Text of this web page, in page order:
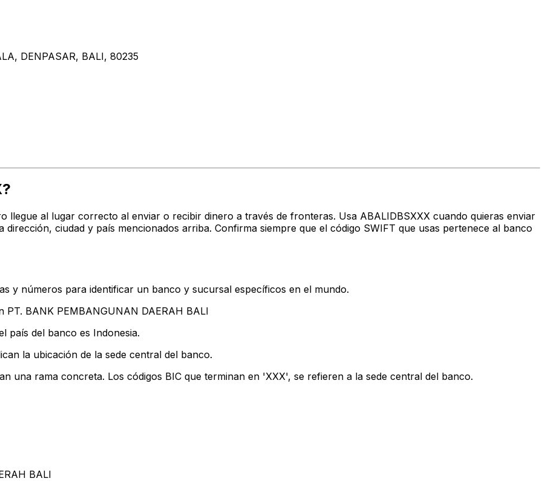
DENPASAR, BALI, 80235
llegue al lugar correcto al enviar o recibir dinero a través de fronteras. Usa ABALIDBSXXX cuando quieras enviar
ciudad y país mencionados arriba. Confirma siempre que el código SWIFT que usas pertenece al banco
y números para identificar un banco y sucursal específicos en el mundo.
PT. BANK PEMBANGUNAN DAERAH BALI
país del banco es Indonesia.
la ubicación de la sede central del banco.
una rama concreta. Los códigos BIC que terminan en 'XXX', se refieren a la sede central del banco.
BALI